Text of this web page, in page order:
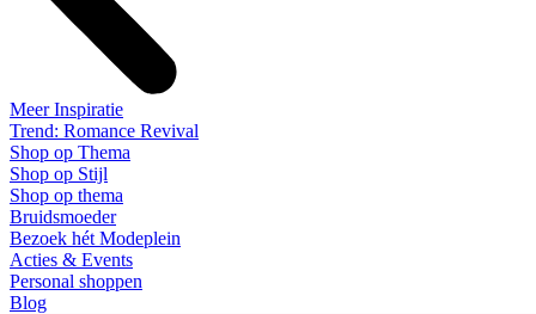
Meer Inspiratie
Trend: Romance Revival
Shop op Thema
Shop op Stijl
Shop op thema
Bruidsmoeder
Bezoek hét Modeplein
Acties & Events
Personal shoppen
Blog